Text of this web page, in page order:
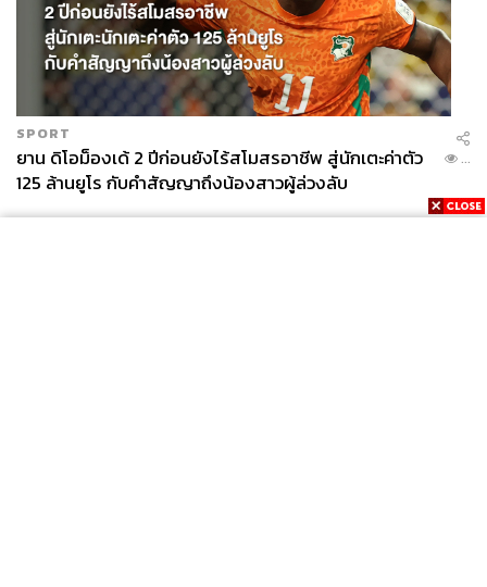
SPORT
ยาน ดิโอม็องเด้ 2 ปีก่อนยังไร้สโมสรอาชีพ สู่นักเตะค่าตัว
125 ล้านยูโร กับคำสัญญาถึงน้องสาวผู้ล่วงลับ
...